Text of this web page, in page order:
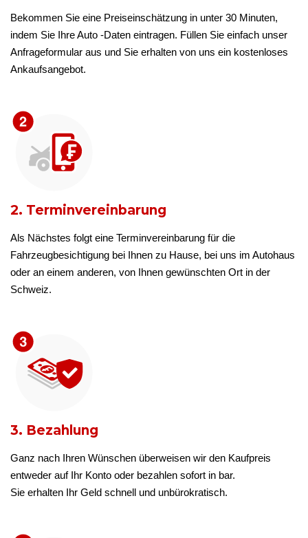
Bekommen Sie eine Preiseinschätzung in unter 30 Minuten,
indem Sie Ihre Auto -Daten eintragen. Füllen Sie einfach unser
Anfrageformular aus und Sie erhalten von uns ein kostenloses
Ankaufsangebot.
2. Terminvereinbarung
Als Nächstes folgt eine Terminvereinbarung für die
Fahrzeugbesichtigung bei Ihnen zu Hause, bei uns im Autohaus
oder an einem anderen, von Ihnen gewünschten Ort in der
Schweiz.
3. Bezahlung
Ganz nach Ihren Wünschen überweisen wir den Kaufpreis
entweder auf Ihr Konto oder bezahlen sofort in bar.
Sie erhalten Ihr Geld schnell und unbürokratisch.